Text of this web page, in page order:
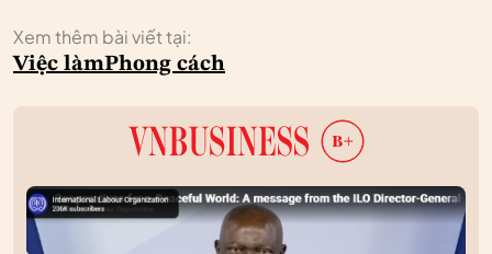
Xem thêm bài viết tại:
Việc làmPhong cách